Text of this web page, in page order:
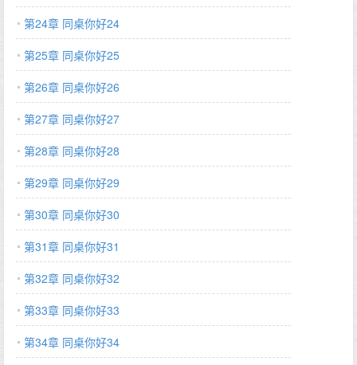
第24章 同桌你好24
第25章 同桌你好25
第26章 同桌你好26
第27章 同桌你好27
第28章 同桌你好28
第29章 同桌你好29
第30章 同桌你好30
第31章 同桌你好31
第32章 同桌你好32
第33章 同桌你好33
第34章 同桌你好34